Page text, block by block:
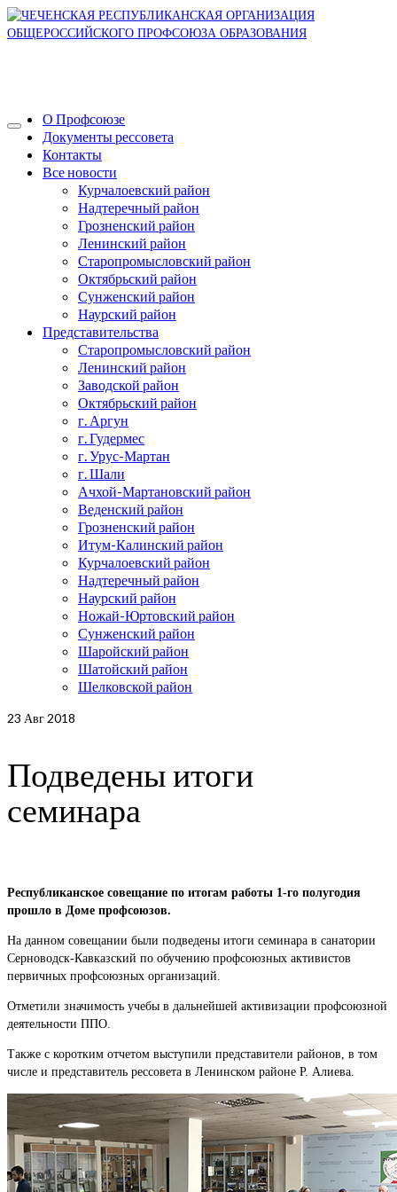
О Профсоюзе
Документы рессовета
Контакты
Все новости
Курчалоевский район
Надтеречный район
Грозненский район
Ленинский район
Старопромысловский район
Октябрьский район
Сунженский район
Наурский район
Представительства
Старопромысловский район
Ленинский район
Заводской район
Октябрьский район
г. Аргун
г. Гудермес
г. Урус-Мартан
г. Шали
Ачхой-Мартановский район
Веденский район
Грозненский район
Итум-Калинский район
Курчалоевский район
Надтеречный район
Наурский район
Ножай-Юртовский район
Сунженский район
Шаройский район
Шатойский район
Шелковской район
23 Авг 2018
Подведены итоги
семинара
Республиканское совещание по итогам работы 1-го полугодия
прошло в Доме профсоюзов.
На данном совещании были подведены итоги семинара в санатории
Серноводск-Кавказский по обучению профсоюзных активистов
первичных профсоюзных организаций.
Отметили значимость учебы в дальнейшей активизации профсоюзной
деятельности ППО.
Также с коротким отчетом выступили представители районов, в том
числе и представитель рессовета в Ленинском районе Р. Алиева.